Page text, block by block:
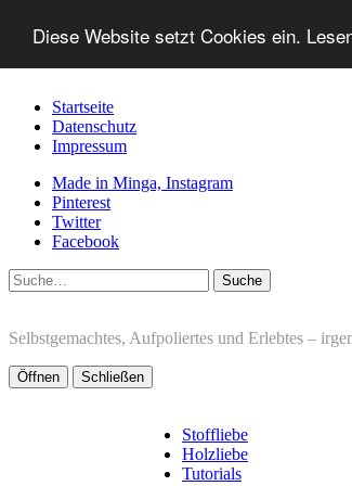
Diese Website setzt Cookies ein.
Startseite
Datenschutz
Impressum
Made in Minga, Instagram
Pinterest
Twitter
Facebook
Suche
Selbstgemachtes, Aufpoliertes und Erlebtes –
Öffnen Schließen
Stoffliebe
Holzliebe
Tutorials